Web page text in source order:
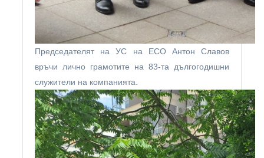
Председателят на УС на ЕСО Антон Славов
връчи лично грамотите на 83-та дългогодишни
служители на компанията.